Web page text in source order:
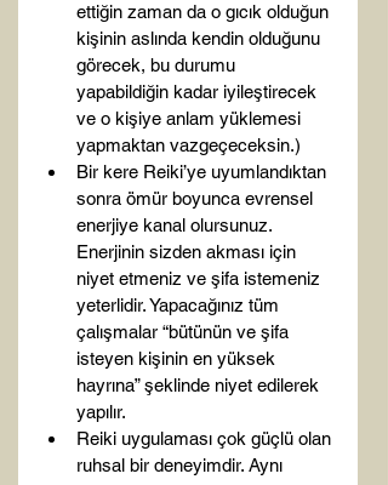
ettiğin zaman da o gıcık olduğun
kişinin aslında kendin olduğunu
görecek, bu durumu
yapabildiğin kadar iyileştirecek
ve o kişiye anlam yüklemesi
yapmaktan vazgeçeceksin.)
Bir kere Reiki’ye uyumlandıktan
sonra ömür boyunca evrensel
enerjiye kanal olursunuz.
Enerjinin sizden akması için
niyet etmeniz ve şifa istemeniz
yeterlidir. Yapacağınız tüm
çalışmalar “bütünün ve şifa
isteyen kişinin en yüksek
hayrına” şeklinde niyet edilerek
yapılır.
Reiki uygulaması çok güçlü olan
ruhsal bir deneyimdir. Aynı